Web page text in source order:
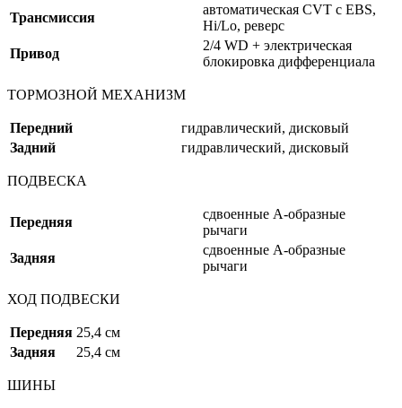
Трансмиссия
автоматическая CVT с EBS,
Hi/Lo, реверс
Привод
2/4 WD + электрическая
блокировка дифференциала
ТОРМОЗНОЙ МЕХАНИЗМ
Передний
гидравлический, дисковый
Задний
гидравлический, дисковый
ПОДВЕСКА
Передняя
сдвоенные А-образные
рычаги
Задняя
сдвоенные А-образные
рычаги
ХОД ПОДВЕСКИ
Передняя 25,4 см
Задняя
25,4 см
ШИНЫ